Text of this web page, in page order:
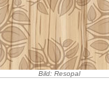
Bild: Resopal